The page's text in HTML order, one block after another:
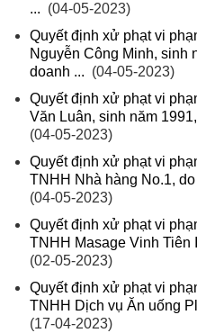
... (04-05-2023)
Quyết định xử phạt vi
Nguyễn Công Minh, sinh
doanh ... (04-05-2023)
Quyết định xử phạt vi
Văn Luân, sinh năm
(04-05-2023)
Quyết định xử phạt vi
TNHH Nhà hàng No.1,
(04-05-2023)
Quyết định xử phạt vi
TNHH Masage Vinh Tiên
(02-05-2023)
Quyết định xử phạt vi
TNHH Dịch vụ Ăn uống
(17-04-2023)